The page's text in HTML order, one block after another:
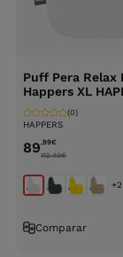
Puff Pera Relax
Happers XL
HAPPERS
(0)
89,99€
112.49€
+2
Comparar